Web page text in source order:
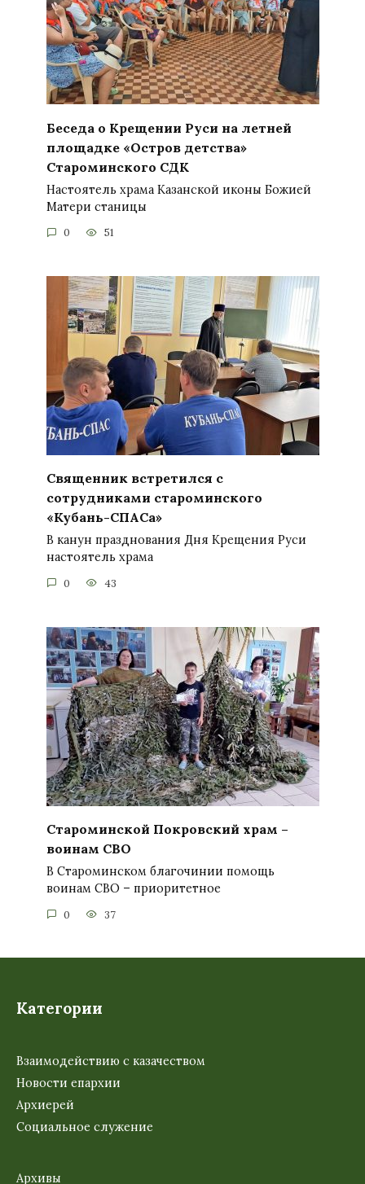
Беседа о Крещении Руси на летней
площадке «Остров детства»
Староминского СДК
Настоятель храма Казанской иконы Божией
Матери станицы
0 51
Священник встретился с
сотрудниками староминского
«Кубань-СПАСа»
В канун празднования Дня Крещения Руси
настоятель храма
0 43
Староминской Покровский храм –
воинам СВО
В Староминском благочинии помощь
воинам СВО – приоритетное
0 37
Категории
Взаимодействию с казачеством
Новости епархии
Архиерей
Социальное служение
Архивы